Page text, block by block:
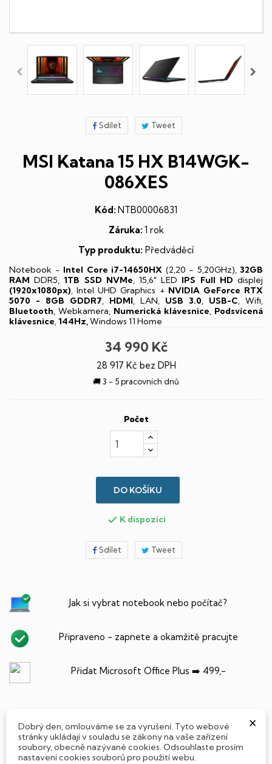
Sdílet Tweet
MSI Katana 15 HX B14WGK-
086XES
Kód: NTB00006831
Záruka: 1 rok
Typ produktu: Předváděcí
Notebook - Intel Core i7-14650HX (2,20 - 5,20GHz), 32GB
RAM DDR5,1TB SSD NVMe, 15,6" LED IPS Full HD displej
(1920x1080px), Intel UHD Graphics + NVIDIA GeForce RTX
5070 - 8GB GDDR7, HDMI, LAN, USB 3.0, USB-C, Wifi,
Bluetooth, Webkamera, Numerická klávesnice, Podsvícená
klávesnice,144Hz,Windows 11 Home
34 990 Kč
28 917 Kč bez DPH
🚚 3 - 5 pracovních dnů
Počet
DO KOŠÍKU
 K dispozici
Sdílet Tweet
Jak si vybrat notebook nebo počítač?
Připraveno - zapnete a okamžitě pracujte
Přidat Microsoft Office Plus ➡️ 499,-
POPIS PARAMETRY PRODUKTU
SSD Disk
×
Dobrý den, omlouváme se za vyrušení. Tyto webové
stránky ukládají v souladu se zákony na vaše zařízení
soubory, obecně nazývané cookies. Odsouhlaste prosím
nastavení cookies souborů pro použití webu.